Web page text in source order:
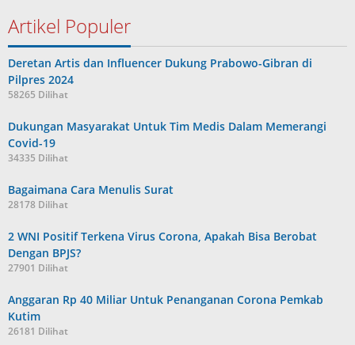
Artikel Populer
Deretan Artis dan Influencer Dukung Prabowo-Gibran di
Pilpres 2024
58265 Dilihat
Dukungan Masyarakat Untuk Tim Medis Dalam Memerangi
Covid-19
34335 Dilihat
Bagaimana Cara Menulis Surat
28178 Dilihat
2 WNI Positif Terkena Virus Corona, Apakah Bisa Berobat
Dengan BPJS?
27901 Dilihat
Anggaran Rp 40 Miliar Untuk Penanganan Corona Pemkab
Kutim
26181 Dilihat